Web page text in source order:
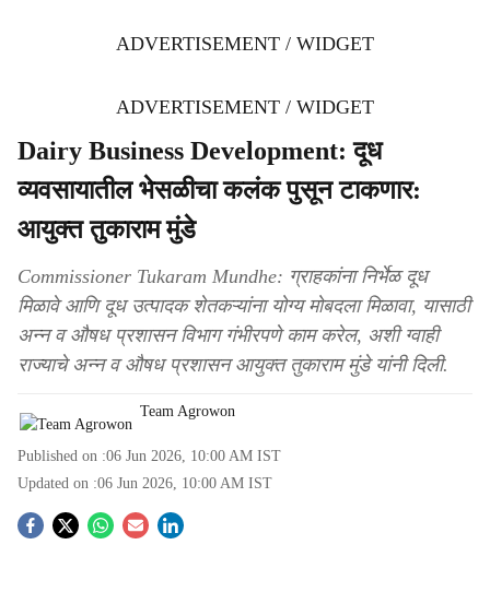
ADVERTISEMENT / WIDGET
ADVERTISEMENT / WIDGET
Dairy Business Development: दूध
व्यवसायातील भेसळीचा कलंक पुसून टाकणार:
आयुक्त तुकाराम मुंडे
Commissioner Tukaram Mundhe: ग्राहकांना निर्भेळ दूध
मिळावे आणि दूध उत्पादक शेतकऱ्यांना योग्य मोबदला मिळावा, यासाठी
अन्न व औषध प्रशासन विभाग गंभीरपणे काम करेल, अशी ग्वाही
राज्याचे अन्न व औषध प्रशासन आयुक्त तुकाराम मुंडे यांनी दिली.
Team Agrowon
Published on :06 Jun 2026, 10:00 AM IST
Updated on :06 Jun 2026, 10:00 AM IST
S